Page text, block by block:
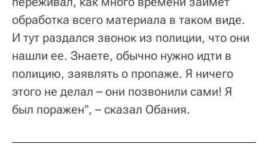
обработка всего материала в таком виде.
И тут раздался звонок из полиции, что они
нашли ее. Знаете, обычно нужно идти в
полицию, заявлять о пропаже. Я ничего
этого не делал – они позвонили сами! Я
был поражен", – сказал Обания.